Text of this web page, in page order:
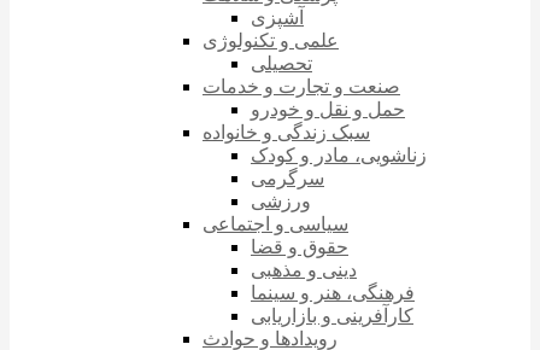
آشپزی
علمی و تکنولوژی
تحصیلی
صنعت و تجارت و خدمات
حمل و نقل و خودرو
سبک زندگی و خانواده
زناشویی، مادر و کودک
سرگرمی
ورزشی
سیاسی و اجتماعی
حقوق و قضا
دینی و مذهبی
فرهنگی، هنر و سینما
کارآفرینی و بازاریابی
رویدادها و حوادث